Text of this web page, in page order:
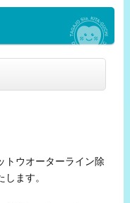
トウオーターライン除
ます。